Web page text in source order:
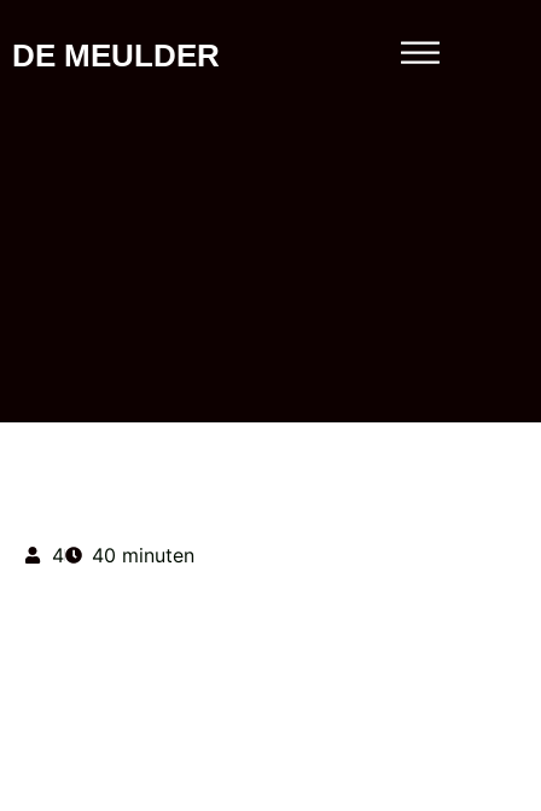
DE MEULDER
4 40 minuten